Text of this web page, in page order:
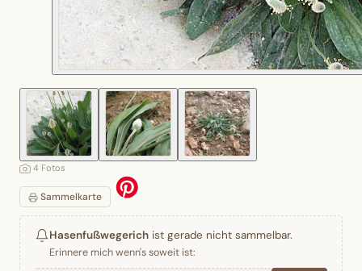
4 Fotos
Sammelkarte
Hasenfußwegerich ist gerade nicht sammelbar.
Erinnere mich wenn's soweit ist: